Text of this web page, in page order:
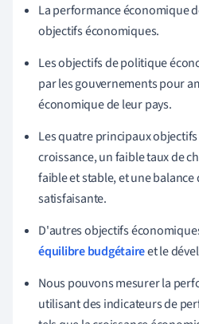
La performance économique
objectifs économiques.
Les objectifs de politique
par les gouvernements pour
économique de leur pays.
Les quatre principaux
croissance, un faible taux de
faible et stable, et une balance
satisfaisante.
D'autres objectifs
équilibre budgétaireet le
Nous pouvons mesurer la
utilisant des indicateurs de